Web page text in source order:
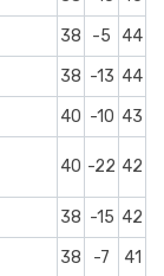
38 -5
44
38 -13 44
40 -10 43
40 -22 42
38 -15 42
38 -7
41